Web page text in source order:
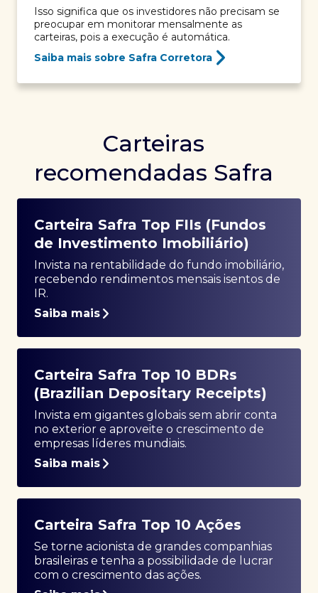
Isso significa que os investidores não precisam se
preocupar em monitorar mensalmente as
carteiras, pois a execução é automática.
Saiba mais sobre Safra Corretora
Carteiras
recomendadas Safra
Carteira Safra Top FIIs (Fundos
de Investimento Imobiliário)
Invista na rentabilidade do fundo imobiliário,
recebendo rendimentos mensais isentos de
IR.
Saiba mais
Carteira Safra Top 10 BDRs
(Brazilian Depositary Receipts)
Invista em gigantes globais sem abrir conta
no exterior e aproveite o crescimento de
empresas líderes mundiais.
Saiba mais
Carteira Safra Top 10 Ações
Se torne acionista de grandes companhias
brasileiras e tenha a possibilidade de lucrar
com o crescimento das ações.